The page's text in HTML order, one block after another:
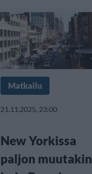
Matkailu
21.11.2025, 23:00
New Yorkissa
paljon muutakin